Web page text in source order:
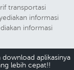
transportasi
informasi
informasi
download aplikasinya
lebih cepat!!